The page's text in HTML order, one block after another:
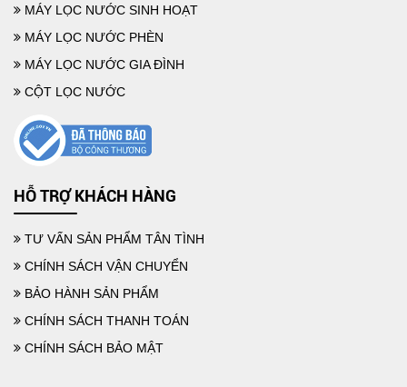
MỘT SỐ CÁCH LỌC NƯỚC PHÈN TẠI NHÀ HIỆU QUẢ DỄ LÀM
MÁY LỌC NƯỚC SINH HOẠT
MÁY LỌC NƯỚC PHÈN
MÁY LỌC NƯỚC GIA ĐÌNH
CỘT LỌC NƯỚC
HỖ TRỢ KHÁCH HÀNG
TƯ VẤN SẢN PHẨM TÂN TÌNH
CHÍNH SÁCH VẬN CHUYỂN
BẢO HÀNH SẢN PHẨM
CHÍNH SÁCH THANH TOÁN
CHÍNH SÁCH BẢO MẬT